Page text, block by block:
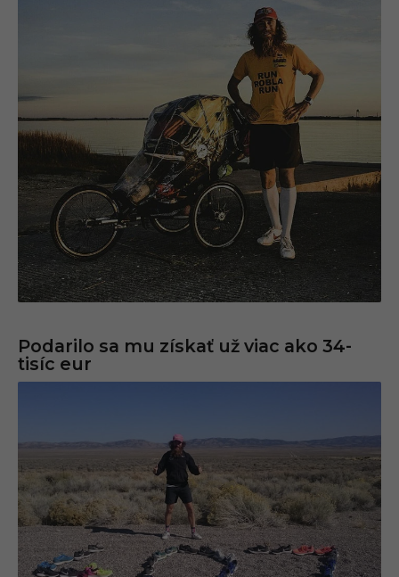
Podarilo sa mu získať už viac ako 34-
tisíc eur